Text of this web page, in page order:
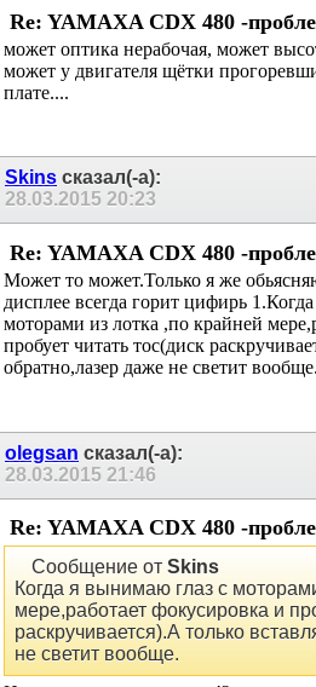
Re: YAMAXA CDX 480 -
может оптика нерабочая, может
может у двигателя щётки
плате....
Skinsсказал(-а):
28.03.2015 20:23
Re: YAMAXA CDX 480 -
Может то может.Только я же
дисплее всегда горит цифирь
моторами из лотка ,по крайней
пробует читать тос(диск
обратно,лазер даже не светит вообще.
olegsanсказал(-а):
28.03.2015 21:46
Re: YAMAXA CDX 480 -
Сообщение отSkins
Когда я вынимаю глаз с
мере,работает фокусировка и
раскручивается).А только
не светит вообще.